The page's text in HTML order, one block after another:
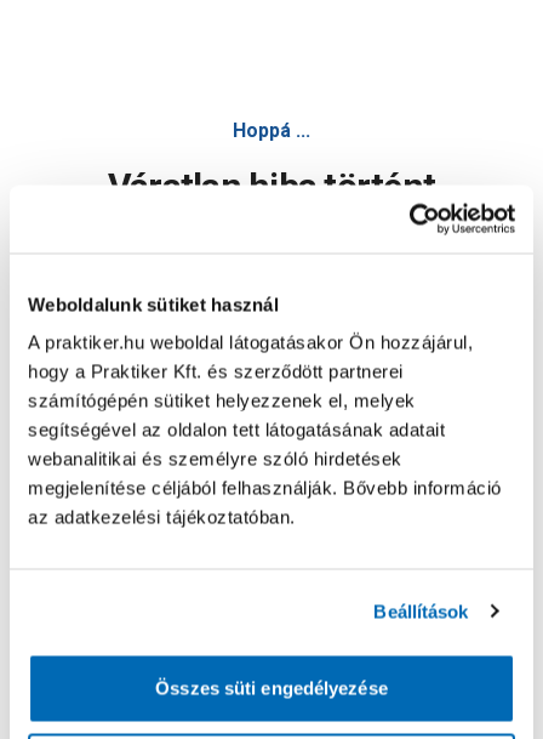
Weboldalunk sütiket használ
A praktiker.hu weboldal látogatásakor Ön hozzájárul,
hogy a Praktiker Kft. és szerződött partnerei
számítógépén sütiket helyezzenek el, melyek
segítségével az oldalon tett látogatásának adatait
webanalitikai és személyre szóló hirdetések
megjelenítése céljából felhasználják. Bővebb információ
az adatkezelési tájékoztatóban.
Beállítások
Összes süti engedélyezése
Hoppá ...
Váratlan hiba történt
Oldal újratöltése